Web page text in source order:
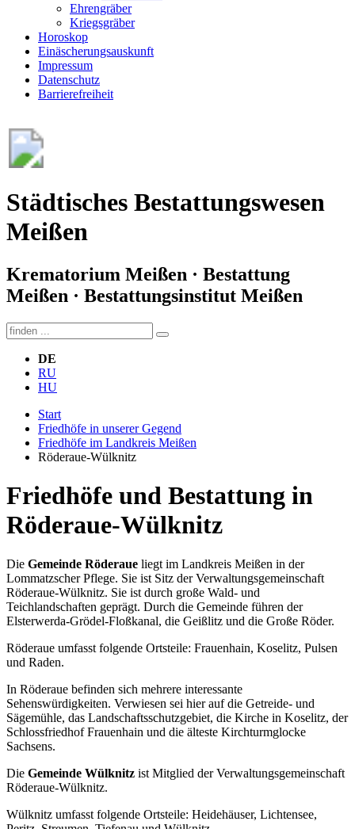
Ehrengräber
Kriegsgräber
Horoskop
Einäscherungsauskunft
Impressum
Datenschutz
Barrierefreiheit
Städtisches Bestattungswesen
Meißen
Krematorium Meißen · Bestattung
Meißen · Bestattungsinstitut Meißen
DE
RU
HU
Start
Friedhöfe in unserer Gegend
Friedhöfe im Landkreis Meißen
Röderaue-Wülknitz
Friedhöfe und Bestattung in
Röderaue-Wülknitz
Die Gemeinde Röderaue liegt im Landkreis Meißen in der
Lommatzscher Pflege. Sie ist Sitz der Verwaltungsgemeinschaft
Röderaue-Wülknitz. Sie ist durch große Wald- und
Teichlandschaften geprägt. Durch die Gemeinde führen der
Elsterwerda-Grödel-Floßkanal, die Geißlitz und die Große Röder.
Röderaue umfasst folgende Ortsteile: Frauenhain, Koselitz, Pulsen
und Raden.
In Röderaue befinden sich mehrere interessante
Sehenswürdigkeiten. Verwiesen sei hier auf die Getreide- und
Sägemühle, das Landschaftsschutzgebiet, die Kirche in Koselitz, der
Schlossfriedhof Frauenhain und die älteste Kirchturmglocke
Sachsens.
Die Gemeinde Wülknitz ist Mitglied der Verwaltungsgemeinschaft
Röderaue-Wülknitz.
Wülknitz umfasst folgende Ortsteile: Heidehäuser, Lichtensee,